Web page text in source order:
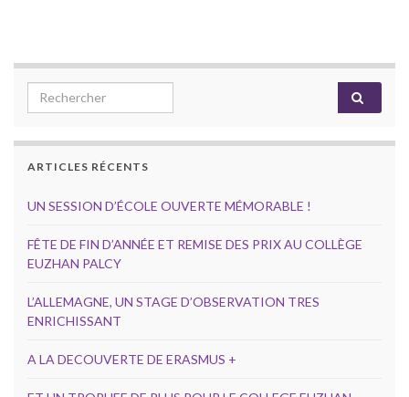
Search for:
ARTICLES RÉCENTS
UN SESSION D’ÉCOLE OUVERTE MÉMORABLE !
FÊTE DE FIN D’ANNÉE ET REMISE DES PRIX AU COLLÈGE
EUZHAN PALCY
L’ALLEMAGNE, UN STAGE D’OBSERVATION TRES
ENRICHISSANT
A LA DECOUVERTE DE ERASMUS +